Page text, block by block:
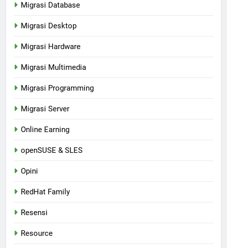
Migrasi Database
Migrasi Desktop
Migrasi Hardware
Migrasi Multimedia
Migrasi Programming
Migrasi Server
Online Earning
openSUSE & SLES
Opini
RedHat Family
Resensi
Resource